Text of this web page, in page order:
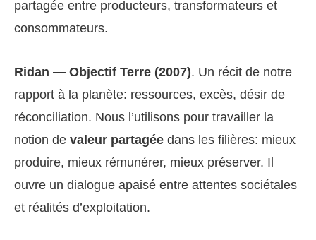
partagée entre producteurs, transformateurs et
consommateurs.
Ridan — Objectif Terre (2007). Un récit de notre
rapport à la planète: ressources, excès, désir de
réconciliation. Nous l’utilisons pour travailler la
notion de valeur partagée dans les filières: mieux
produire, mieux rémunérer, mieux préserver. Il
ouvre un dialogue apaisé entre attentes sociétales
et réalités d’exploitation.